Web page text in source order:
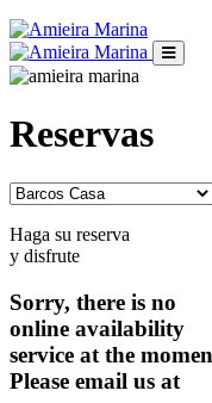
Reservas
Haga su reserva
y disfrute
Sorry, there is no
online availability
service at the
Please email us at